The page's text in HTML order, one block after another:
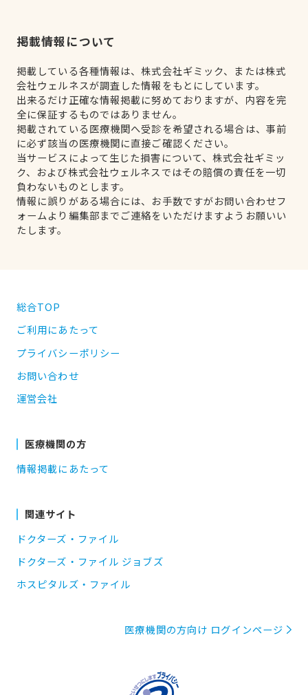
掲載情報について
掲載している各種情報は、株式会社ギミック、または株式
会社ウェルネスが調査した情報をもとにしています。
出来るだけ正確な情報掲載に努めておりますが、内容を完
全に保証するものではありません。
掲載されている医療機関へ受診を希望される場合は、事前
に必ず該当の医療機関に直接ご確認ください。
当サービスによって生じた損害について、株式会社ギミッ
ク、および株式会社ウェルネスではその賠償の責任を一切
負わないものとします。
情報に誤りがある場合には、お手数ですがお問い合わせフ
ォームより編集部までご連絡をいただけますようお願いい
たします。
総合TOP
ご利用にあたって
プライバシーポリシー
お問い合わせ
運営会社
医療機関の方
情報掲載にあたって
関連サイト
ドクターズ・ファイル
ドクターズ・ファイル ジョブズ
ホスピタルズ・ファイル
医療機関の方向け ログインページ